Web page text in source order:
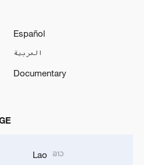
Español
العربية
Documentary
Lao ລາວ